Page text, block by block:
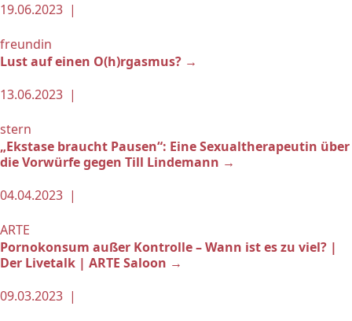
19.06.2023 |
freundin
Lust auf einen O(h)rgasmus? →
13.06.2023 |
stern
„Ekstase braucht Pausen“: Eine Sexualtherapeutin über
die Vorwürfe gegen Till Lindemann →
04.04.2023 |
ARTE
Pornokonsum außer Kontrolle – Wann ist es zu viel? |
Der Livetalk | ARTE Saloon →
09.03.2023 |